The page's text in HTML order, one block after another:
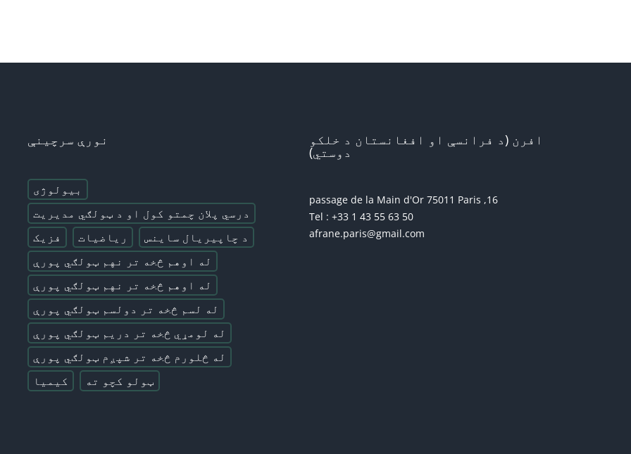
افرن (د فرانسې او افغانستان د خلکو
دوستي)
16, passage de la Main d'Or 75011 Paris
Tel : +33 1 43 55 63 50
afrane.paris@gmail.com
نورې سرچینې
بیولوژی
درسي پلان چمتو کول او د ټولګي مدیریت
د چاپیریال ساینس
ریاضیات
فزیک
له اوهم څخه تر نهم ټولګي پورې
له اوهم څخه تر نهم ټولګي پورې
له لسم څخه تر دولسم ټولګي پورې
له لومړي څخه تر دریم ټولګي پورې
له څلورم څخه تر شپږم ټولګي پورې
ټولو کچو ته
کیمیا